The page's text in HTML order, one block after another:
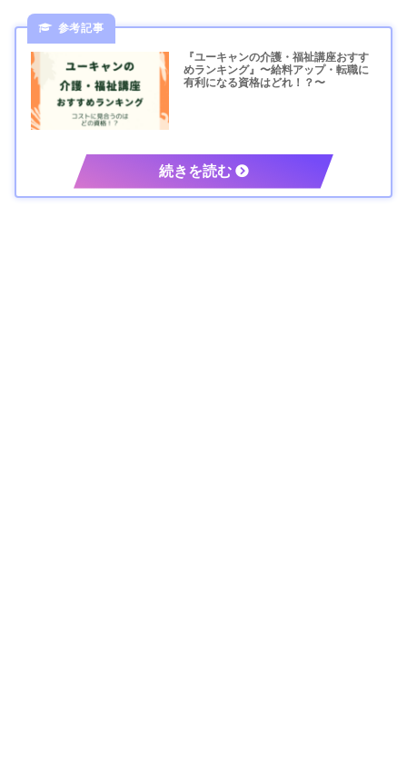
『ユーキャンの介護・福祉講座おすす
めランキング』〜給料アップ・転職に
有利になる資格はどれ！？〜